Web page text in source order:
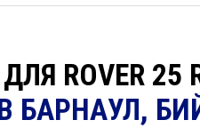
ROVER 25
БАРНАУЛ,